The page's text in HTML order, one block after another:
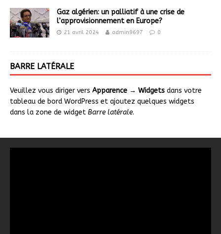
Gaz algérien: un palliatif à une crise de
l’approvisionnement en Europe?
21 avril 2024 admin9697 0
BARRE LATÉRALE
Veuillez vous diriger vers Apparence → Widgets dans votre
tableau de bord WordPress et ajoutez quelques widgets
dans la zone de widget Barre latérale.